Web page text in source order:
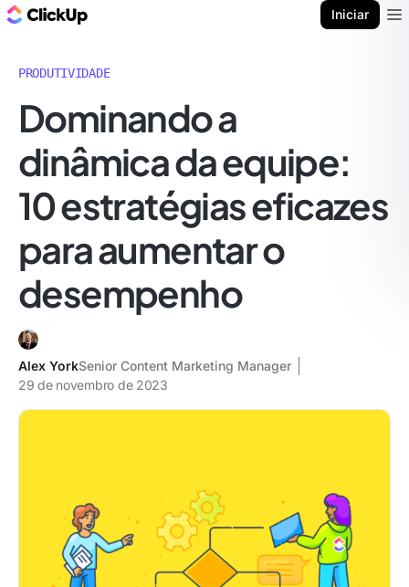
Iniciar
PRODUTIVIDADE
Dominando a
dinâmica da equipe:
10 estratégias eficazes
para aumentar o
desempenho
Alex YorkSenior Content Marketing Manager
29 de novembro de 2023